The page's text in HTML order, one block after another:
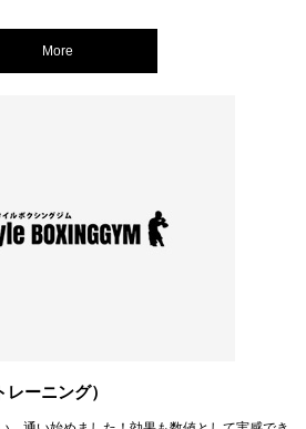
More
ーニング）